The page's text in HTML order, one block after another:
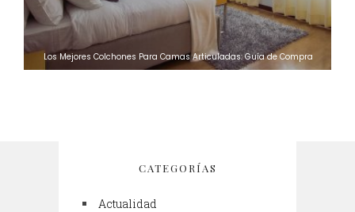
Los Mejores Colchones Para Camas Articuladas: Guía de Compra
CATEGORÍAS
Actualidad